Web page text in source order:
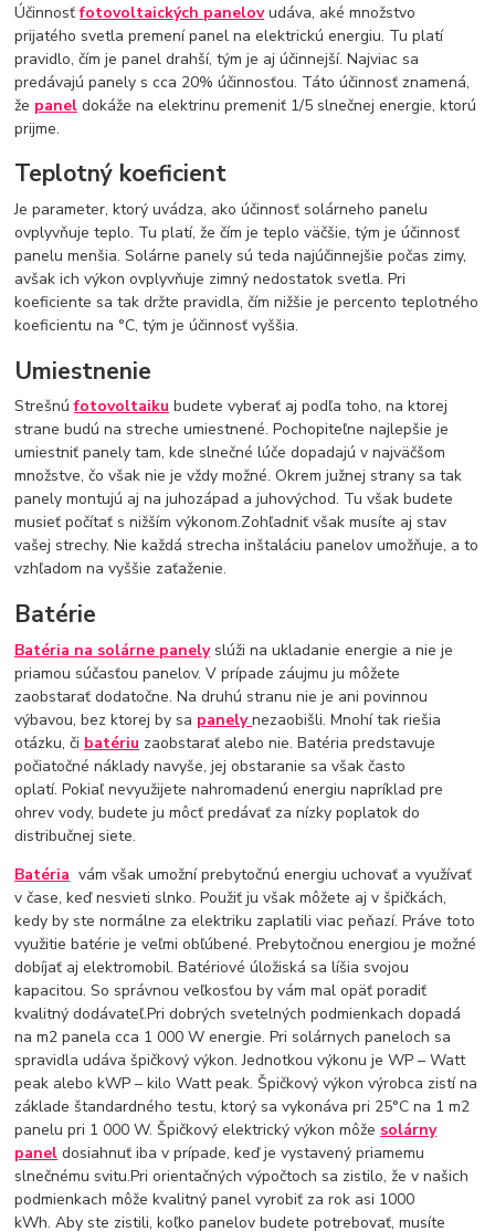
Účinnosťfotovoltaických panelovudáva, aké množstvo
prijatého svetla premení panel na elektrickú energiu. Tu platí
pravidlo, čím je panel drahší, tým je aj účinnejší. Najviac sa
predávajú panely s cca 20% účinnosťou. Táto účinnosť znamená,
že panel dokáže na elektrinu premeniť 1/5 slnečnej energie, ktorú
prijme.
Teplotný koeficient
Je parameter, ktorý uvádza, ako účinnosť solárneho panelu
ovplyvňuje teplo. Tu platí, že čím je teplo väčšie, tým je účinnosť
panelu menšia. Solárne panely sú teda najúčinnejšie počas zimy,
avšak ich výkon ovplyvňuje zimný nedostatok svetla. Pri
koeficiente sa tak držte pravidla, čím nižšie je percento teplotného
koeficientu na °C, tým je účinnosť vyššia.
Umiestnenie
Strešnúfotovoltaiku budete vyberať aj podľa toho, na ktorej
strane budú na streche umiestnené. Pochopiteľne najlepšie je
umiestniť panely tam, kde slnečné lúče dopadajú v najväčšom
množstve, čo však nie je vždy možné. Okrem južnej strany sa tak
panely montujú aj na juhozápad a juhovýchod. Tu však budete
musieť počítať s nižším výkonom.Zohľadniť však musíte aj stav
vašej strechy. Nie každá strecha inštaláciu panelov umožňuje, a to
vzhľadom na vyššie zaťaženie.
Batérie
Batéria na solárne panelyslúži na ukladanie energie a nie je
priamou súčasťou panelov. V prípade záujmu ju môžete
zaobstarať dodatočne. Na druhú stranu nie je ani povinnou
výbavou, bez ktorej by sa panelynezaobišli. Mnohí tak riešia
otázku, či batériu zaobstarať alebo nie. Batéria predstavuje
počiatočné náklady navyše, jej obstaranie sa však často
oplatí. Pokiaľ nevyužijete nahromadenú energiu napríklad pre
ohrev vody, budete ju môcť predávať za nízky poplatok do
distribučnej siete.
Batéria vám však umožní prebytočnú energiu uchovať a využívať
v čase, keď nesvieti slnko. Použiť ju však môžete aj v špičkách,
kedy by ste normálne za elektriku zaplatili viac peňazí. Práve toto
využitie batérie je veľmi obľúbené. Prebytočnou energiou je možné
dobíjať aj elektromobil. Batériové úložiská sa líšia svojou
kapacitou. So správnou veľkosťou by vám mal opäť poradiť
kvalitný dodávateľ.Pri dobrých svetelných podmienkach dopadá
na m2 panela cca 1 000 W energie. Pri solárnych paneloch sa
spravidla udáva špičkový výkon. Jednotkou výkonu je WP – Watt
peak alebo kWP – kilo Watt peak. Špičkový výkon výrobca zistí na
základe štandardného testu, ktorý sa vykonáva pri 25°C na 1 m2
panelu pri 1 000 W. Špičkový elektrický výkon môže solárny
panel dosiahnuť iba v prípade, keď je vystavený priamemu
slnečnému svitu.Pri orientačných výpočtoch sa zistilo, že v našich
podmienkach môže kvalitný panel vyrobiť za rok asi 1000
kWh. Aby ste zistili, koľko panelov budete potrebovať, musíte